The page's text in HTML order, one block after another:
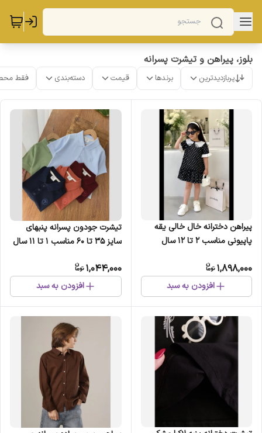
بلوز، پیراهن و تیشرت پسرانه
پربازدیدترین برندها قیمت دسته‌بندی فقط
پیراهن دخترانه خال خالی یقه
پاپیونی مناسب 2 تا 12 سال
1,898,000
افزودن به سبد
تیشرت جودون پسرانه پنبهای
سایز 35 تا 60 مناسب 1 تا 11 سال
1,044,000
افزودن به سبد